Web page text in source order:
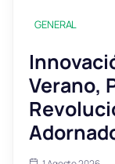
GENERAL
Verano,